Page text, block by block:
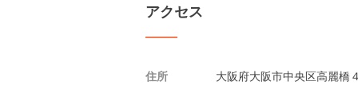
アクセス
住所 大阪府大阪市中央区高麗橋